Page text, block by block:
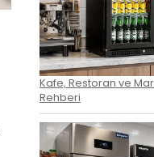
Kafe, Restoran ve
Rehberi